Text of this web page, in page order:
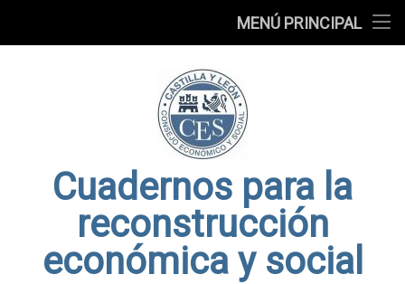
MENÚ PRINCIPAL
Cuadernos para la
reconstrucción
económica y social